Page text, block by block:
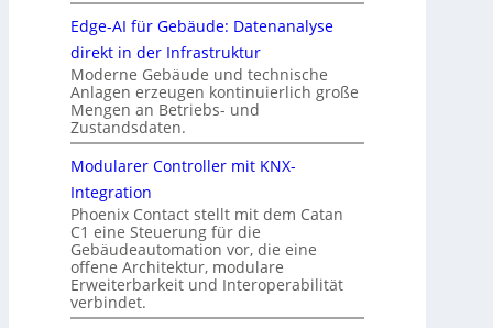
Edge-AI für Gebäude: Datenanalyse
direkt in der Infrastruktur
Moderne Gebäude und technische
Anlagen erzeugen kontinuierlich große
Mengen an Betriebs- und
Zustandsdaten.
Modularer Controller mit KNX-
Integration
Phoenix Contact stellt mit dem Catan
C1 eine Steuerung für die
Gebäudeautomation vor, die eine
offene Architektur, modulare
Erweiterbarkeit und Interoperabilität
verbindet.